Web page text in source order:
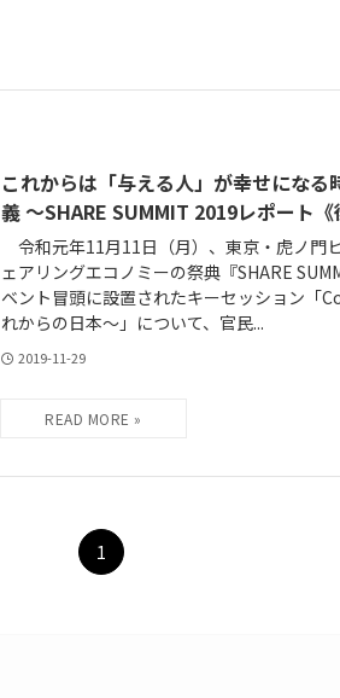
これからは「与える人」が幸せにな
義 〜SHARE SUMMIT 2019レポート《
令和元年11月11日（月）、東京・虎ノ門
ェアリングエコノミーの祭典『SHARE
ベント冒頭に設置されたキーセッション「
れからの日本〜」について、官民...
2019-11-29
1